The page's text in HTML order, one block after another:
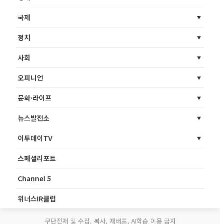
국제
정치
사회
오피니언
문화·라이프
뉴스발전소
이투데이TV
스페셜리포트
Channel 5
위너스IR클럽
무단전재 및 수집, 복사, 재배포, AI학습 이용 금지